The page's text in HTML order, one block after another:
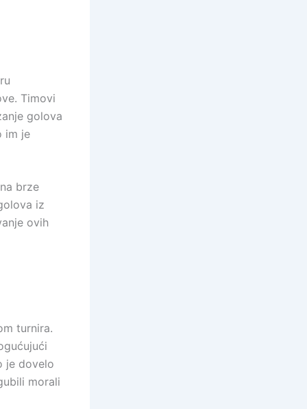
Timovi
golova
im je
brze
iz
ovih
turnira.
je dovelo
morali